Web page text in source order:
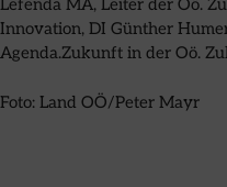
Lefenda MA, Leiter der Oö.
Innovation, DI Günther
Agenda.Zukunft in der Oö.
Foto: Land OÖ/Peter Mayr